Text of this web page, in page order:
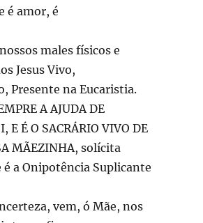
é amor, é
males físicos e
Jesus Vivo,
Presente na Eucaristia.
A AJUDA DE
E É O SACRÁRIO VIVO DE
MÃEZINHA, solícita
é a Onipotência Suplicante
vem, ó Mãe, nos